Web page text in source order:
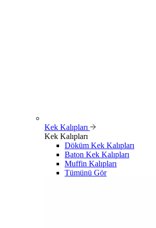
Kek Kalıpları
Kek Kalıpları
Döküm Kek Kalıpları
Baton Kek Kalıpları
Muffin Kalıpları
Tümünü Gör